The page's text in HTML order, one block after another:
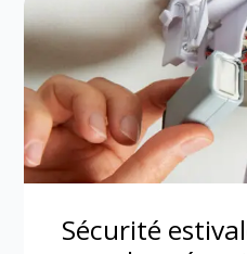
Sécurité